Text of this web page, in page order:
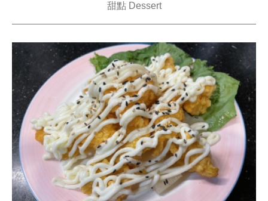
甜點 Dessert